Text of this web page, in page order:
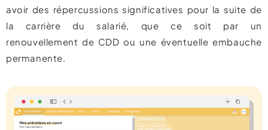
avoir des répercussions significatives pour la suite de
la carrière du salarié, que ce soit par un
renouvellement de CDD ou une éventuelle embauche
permanente.